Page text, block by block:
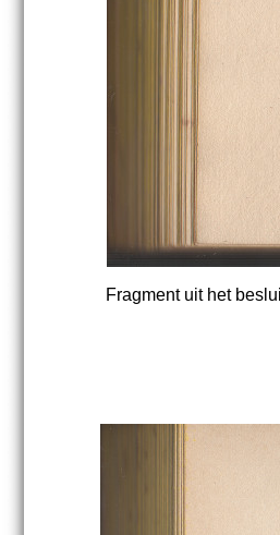
Fragment uit het